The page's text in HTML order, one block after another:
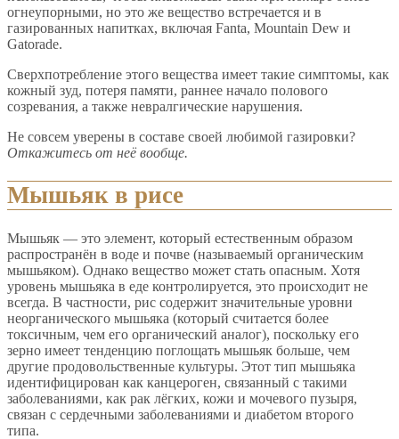
огнеупорными, но это же вещество встречается и в
газированных напитках, включая Fanta, Mountain Dew и
Gatorade.
Сверхпотребление этого вещества имеет такие симптомы, как
кожный зуд, потеря памяти, раннее начало полового
созревания, а также невралгические нарушения.
Не совсем уверены в составе своей любимой газировки?
Откажитесь от неё вообще.
Мышьяк в рисе
Мышьяк — это элемент, который естественным образом
распространён в воде и почве (называемый органическим
мышьяком). Однако вещество может стать опасным. Хотя
уровень мышьяка в еде контролируется, это происходит не
всегда. В частности, рис содержит значительные уровни
неорганического мышьяка (который считается более
токсичным, чем его органический аналог), поскольку его
зерно имеет тенденцию поглощать мышьяк больше, чем
другие продовольственные культуры. Этот тип мышьяка
идентифицирован как канцероген, связанный с такими
заболеваниями, как рак лёгких, кожи и мочевого пузыря,
связан с сердечными заболеваниями и диабетом второго
типа.